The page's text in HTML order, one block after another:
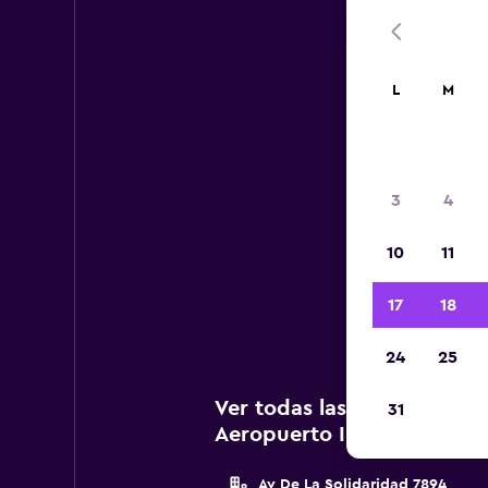
A
Ver todas las agencias de
Aeropuerto Internacional
Av De La Solidaridad 7894
L M
3 4
10 11
17 18
24 25
31